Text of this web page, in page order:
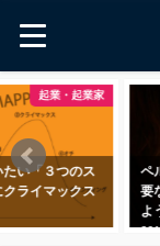
マーケティング
業開発の上で重
の意味を理解し